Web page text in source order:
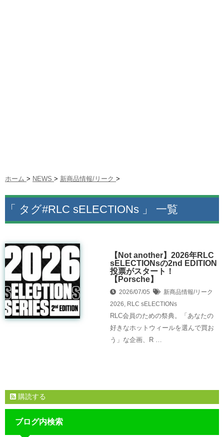
ホーム > NEWS > 新商品情報/リーク >
「 タグ#RLC sELECTIONs 」 一覧
【Not another】2026年RLC
sELECTIONsの2nd EDITION
投票がスタート！
【Porsche】
2026/07/05
新商品情報/リーク
2026, RLC sELECTIONs
RLC会員のための祭典。「あなたの
好きなホットウィールを選んで買お
う」な企画、R …
購読する
ブログ内検索